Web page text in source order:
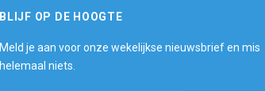
BLIJF OP DE HOOGTE
Meld je aan voor onze wekelijkse nieuwsbrief en mis
helemaal niets.